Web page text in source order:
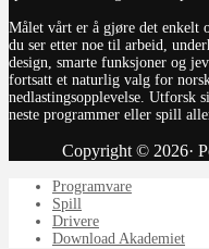
Målet vårt er å gjøre det enkelt
du ser etter noe til arbeid,
design, smarte funksjoner og
fortsatt et naturlig valg for
nedlastingsopplevelse. Utforsk
neste programmer eller spill
Copyright © 2026·
Programvare
Spill
Drivere
Download Akademiet